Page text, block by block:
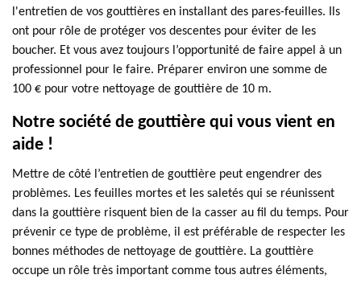
l'entretien de vos gouttières en installant des pares-feuilles. Ils
ont pour rôle de protéger vos descentes pour éviter de les
boucher. Et vous avez toujours l’opportunité de faire appel à un
professionnel pour le faire. Préparer environ une somme de
100 € pour votre nettoyage de gouttière de 10 m.
Notre société de gouttière qui vous vient en
aide !
Mettre de côté l’entretien de gouttière peut engendrer des
problèmes. Les feuilles mortes et les saletés qui se réunissent
dans la gouttière risquent bien de la casser au fil du temps. Pour
prévenir ce type de problème, il est préférable de respecter les
bonnes méthodes de nettoyage de gouttière. La gouttière
occupe un rôle très important comme tous autres éléments,